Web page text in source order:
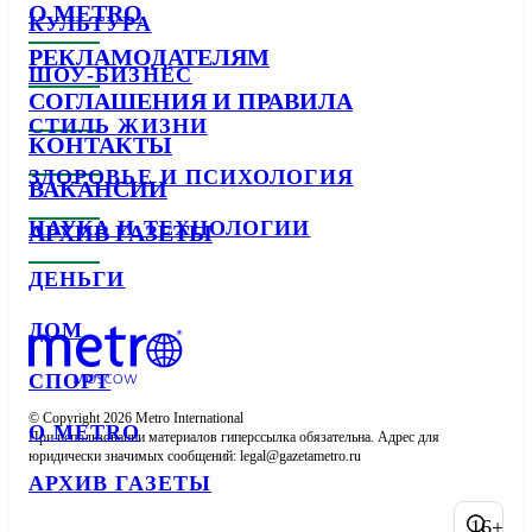
КУЛЬТУРА
ШОУ-БИЗНЕС
СТИЛЬ ЖИЗНИ
ЗДОРОВЬЕ И ПСИХОЛОГИЯ
НАУКА И ТЕХНОЛОГИИ
ДЕНЬГИ
ДОМ
СПОРТ
О METRO
АРХИВ ГАЗЕТЫ
О METRO
РЕКЛАМОДАТЕЛЯМ
СОГЛАШЕНИЯ И ПРАВИЛА
КОНТАКТЫ
ВАКАНСИИ
АРХИВ ГАЗЕТЫ
© Copyright 2026 Metro International
При использовании материалов гиперссылка обязательна. Адрес для
юридически значимых сообщений:
16+